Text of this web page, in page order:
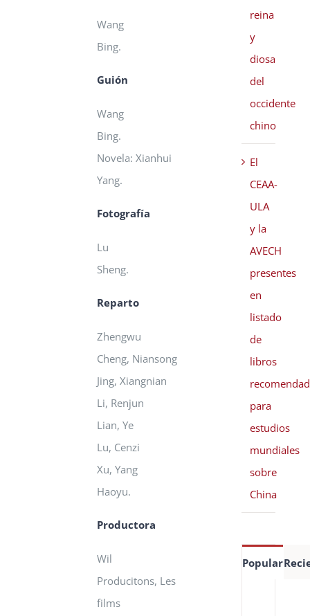
Wang
Bing.
Guión
Wang
Bing.
Novela:Xianhui
Yang.
Fotografía
Lu
Sheng.
Reparto
Zhengwu
Cheng, Niansong
Jing, Xiangnian
Li, Renjun
Lian, Ye
Lu, Cenzi
Xu, Yang
Haoyu.
Productora
Wil
Producitons, Les
films
reina
y
diosa
del
occidente
chino
El
CEAA-
ULA
y la
AVECH
presentes
en
listado
de
libros
para
estudios
mundiales
sobre
China
Popular